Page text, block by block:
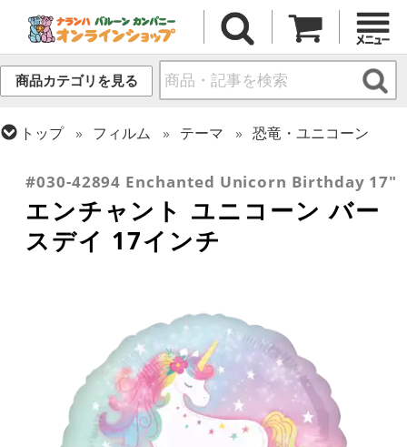
商品カテゴリを見る
トップ フィルム テーマ
恐竜・ユニコーン
#030-42894 Enchanted Unicorn Birthday 17"
エンチャント ユニコーン バー
スデイ 17インチ